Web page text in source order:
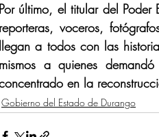
Por último, el titular del
reporteras, voceros,
llegan a todos con las
mismos a quienes
en la
Gobierno del Estado de Durango